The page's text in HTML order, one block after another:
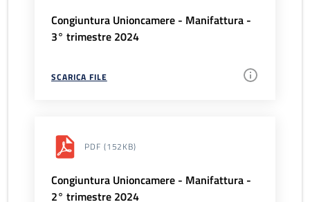
Congiuntura Unioncamere - Manifattura -
3° trimestre 2024
SCARICA FILE
PDF (152KB)
Congiuntura Unioncamere - Manifattura -
2° trimestre 2024